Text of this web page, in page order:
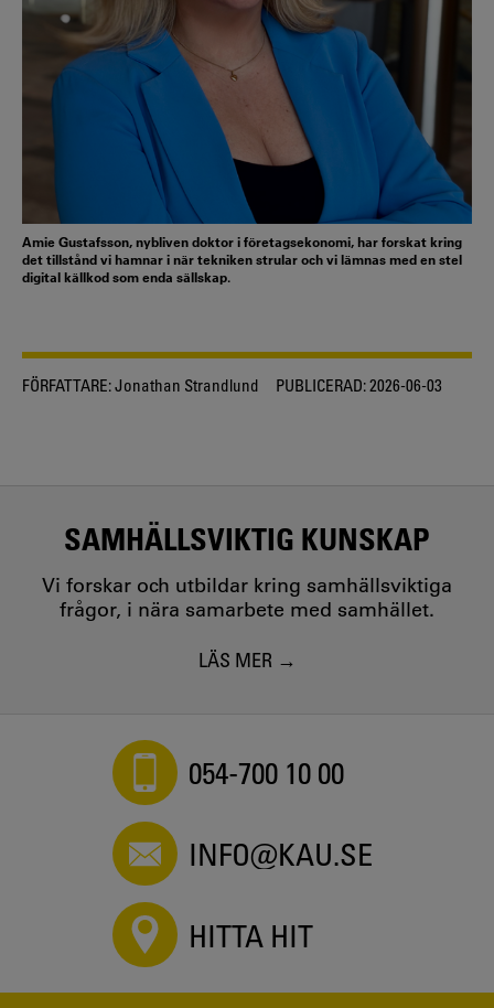
Amie Gustafsson, nybliven doktor i företagsekonomi, har forskat kring
det tillstånd vi hamnar i när tekniken strular och vi lämnas med en stel
digital källkod som enda sällskap.
FÖRFATTARE:Jonathan Strandlund PUBLICERAD:2026-06-03
SAMHÄLLSVIKTIG KUNSKAP
Vi forskar och utbildar kring samhällsviktiga
frågor, i nära samarbete med samhället.
LÄS MER
054-700 10 00
INFO@KAU.SE
HITTA HIT